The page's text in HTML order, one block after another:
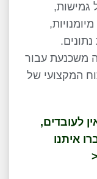
גמישות,
משכנעת עבור
המקצועי של
לעובדים,
איתנו